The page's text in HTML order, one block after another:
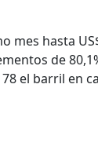
mes hasta
de
el barril en